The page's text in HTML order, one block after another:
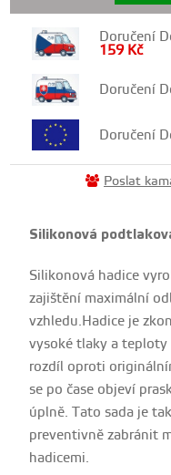
Doručení
159 Kč
Doručení
Doručení
Poslat
Silikonová
Silikonová hadice
zajištění maximální
vzhledu.Hadice je
vysoké tlaky a
rozdíl oproti
se po čase objeví
úplně. Tato sada je
preventivně zabránit
hadicemi.